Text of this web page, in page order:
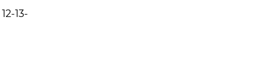
13-